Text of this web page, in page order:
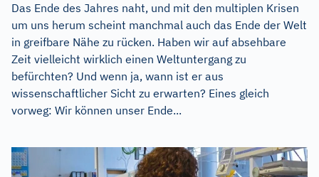
Das Ende des Jahres naht, und mit den multiplen Krisen
um uns herum scheint manchmal auch das Ende der Welt
in greifbare Nähe zu rücken. Haben wir auf absehbare
Zeit vielleicht wirklich einen Weltuntergang zu
befürchten? Und wenn ja, wann ist er aus
wissenschaftlicher Sicht zu erwarten? Eines gleich
vorweg: Wir können unser Ende...